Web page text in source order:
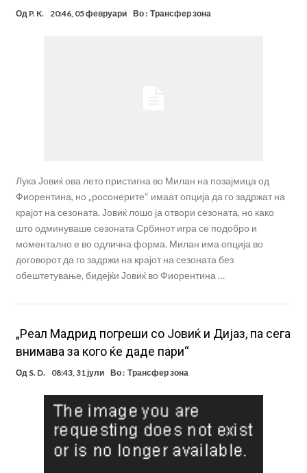
Од P. K. 20:46, 05 февруари Во : Трансфер зона
Лука Јовиќ ова лето пристигна во Милан на позајмица од
Фиорентина, но „росонерите“ имаат опција да го задржат на
крајот на сезоната. Јовиќ лошо ја отвори сезоната, но како
што одминуваше сезоната Србинот игра се подобро и
моментално е во одлична форма. Милан има опција во
договорот да го задржи на крајот на сезоната без
обештетување, бидејќи Јовиќ во Фиорентина …
„Реал Мадрид погреши со Јовиќ и Дијаз, па сега
внимава за кого ќе даде пари“
Од S. D. 08:43, 31 јули Во : Трансфер зона